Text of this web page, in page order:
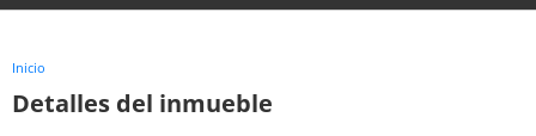
Inicio
Detalles del inmueble